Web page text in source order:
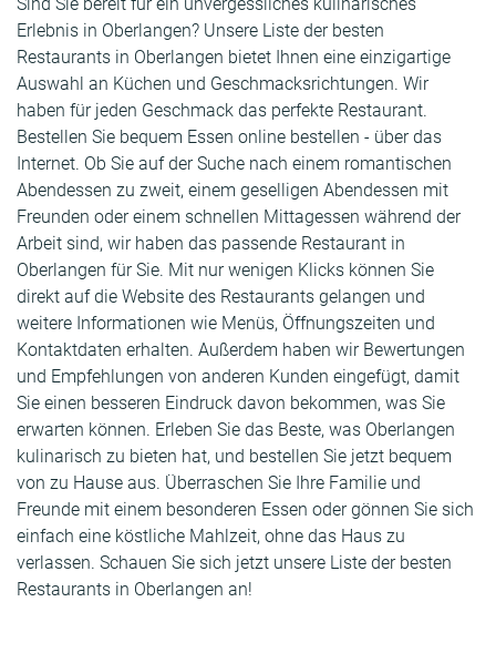
Erlebnis in Oberlangen? Unsere Liste der besten
Restaurants in Oberlangen bietet Ihnen eine einzigartige
Auswahl an Küchen und Geschmacksrichtungen. Wir
haben für jeden Geschmack das perfekte Restaurant.
Bestellen Sie bequem Essen online bestellen - über das
Internet. Ob Sie auf der Suche nach einem romantischen
Abendessen zu zweit, einem geselligen Abendessen mit
Freunden oder einem schnellen Mittagessen während der
Arbeit sind, wir haben das passende Restaurant in
Oberlangen für Sie. Mit nur wenigen Klicks können Sie
direkt auf die Website des Restaurants gelangen und
weitere Informationen wie Menüs, Öffnungszeiten und
Kontaktdaten erhalten. Außerdem haben wir Bewertungen
und Empfehlungen von anderen Kunden eingefügt, damit
Sie einen besseren Eindruck davon bekommen, was Sie
erwarten können. Erleben Sie das Beste, was Oberlangen
kulinarisch zu bieten hat, und bestellen Sie jetzt bequem
von zu Hause aus. Überraschen Sie Ihre Familie und
Freunde mit einem besonderen Essen oder gönnen Sie sich
einfach eine köstliche Mahlzeit, ohne das Haus zu
verlassen. Schauen Sie sich jetzt unsere Liste der besten
Restaurants in Oberlangen an!